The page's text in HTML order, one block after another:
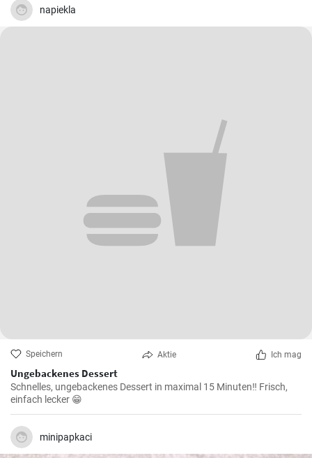
napiekla
Speichern Aktie Ich mag
Ungebackenes Dessert
Schnelles, ungebackenes Dessert in maximal 15 Minuten‼️ Frisch,
einfach lecker 😁
minipapkaci